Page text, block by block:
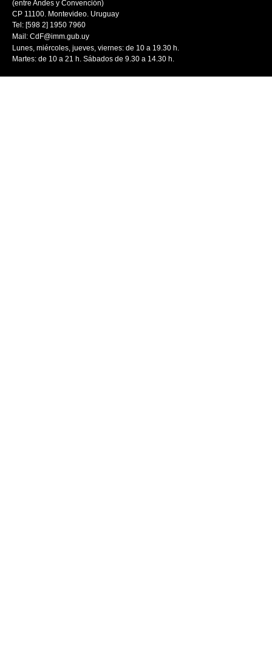
(entre Andes y Convención)
CP 11100. Montevideo. Uruguay
Tel: [598 2] 1950 7960
Mail: CdF@imm.gub.uy
Lunes, miércoles, jueves, viernes: de 10 a 19.30 h.
Martes: de 10 a 21 h. Sábados de 9.30 a 14.30 h.